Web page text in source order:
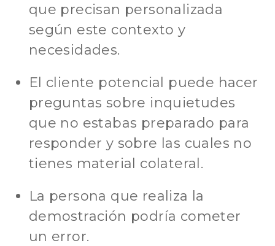
que precisan personalizada
según este contexto y
necesidades.
El cliente potencial puede hacer
preguntas sobre inquietudes
que no estabas preparado para
responder y sobre las cuales no
tienes material colateral.
La persona que realiza la
demostración podría cometer
un error.